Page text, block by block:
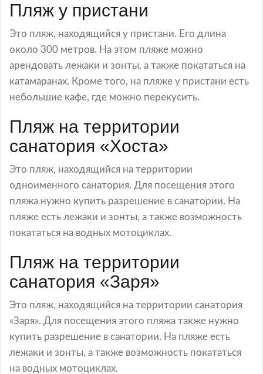
Пляж у пристани
Это пляж, находящийся у пристани. Его длина
около 300 метров. На этом пляже можно
арендовать лежаки и зонты, а также покататься на
катамаранах. Кроме того, на пляже у пристани есть
небольшие кафе, где можно перекусить.
Пляж на территории
санатория «Хоста»
Это пляж, находящийся на территории
одноименного санатория. Для посещения этого
пляжа нужно купить разрешение в санатории. На
пляже есть лежаки и зонты, а также возможность
покататься на водных мотоциклах.
Пляж на территории
санатория «Заря»
Это пляж, находящийся на территории санатория
«Заря». Для посещения этого пляжа также нужно
купить разрешение в санатории. На пляже есть
лежаки и зонты, а также возможность покататься
на водных мотоциклах.